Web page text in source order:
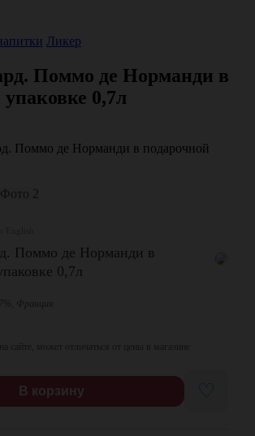
Ликер
Поммо де Норманди в
0,7л
Поммо де Норманди в
0,7л
В корзину ♡